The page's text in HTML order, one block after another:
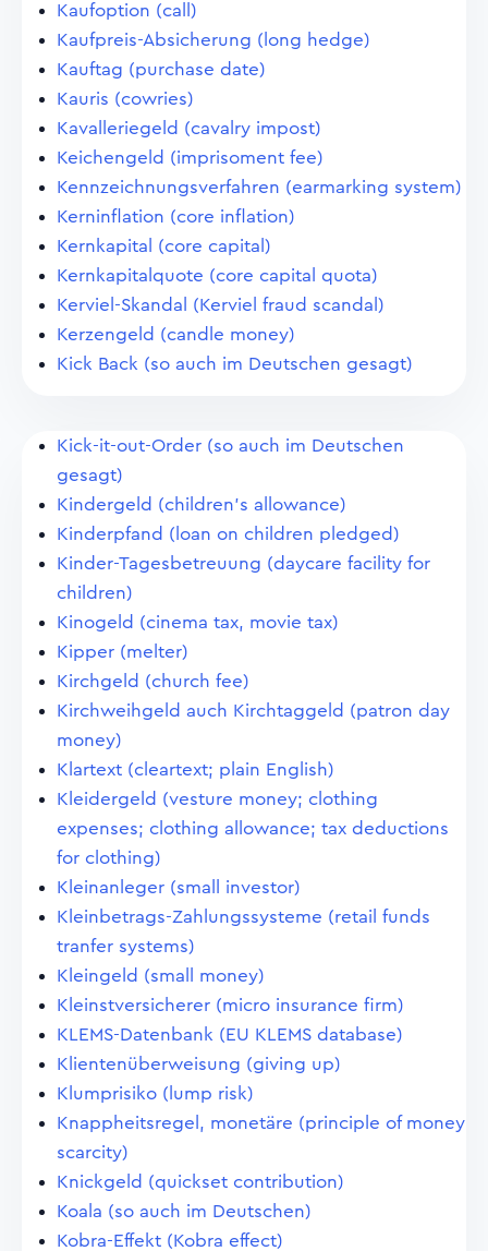
Kaufoption (call)
Kaufpreis-Absicherung (long hedge)
Kauftag (purchase date)
Kauris (cowries)
Kavalleriegeld (cavalry impost)
Keichengeld (imprisoment fee)
Kennzeichnungsverfahren (earmarking system)
Kerninflation (core inflation)
Kernkapital (core capital)
Kernkapitalquote (core capital quota)
Kerviel-Skandal (Kerviel fraud scandal)
Kerzengeld (candle money)
Kick Back (so auch im Deutschen gesagt)
Kick-it-out-Order (so auch im Deutschen
gesagt)
Kindergeld (children's allowance)
Kinderpfand (loan on children pledged)
Kinder-Tagesbetreuung (daycare facility for
children)
Kinogeld (cinema tax, movie tax)
Kipper (melter)
Kirchgeld (church fee)
Kirchweihgeld auch Kirchtaggeld (patron day
money)
Klartext (cleartext; plain English)
Kleidergeld (vesture money; clothing
expenses; clothing allowance; tax deductions
for clothing)
Kleinanleger (small investor)
Kleinbetrags-Zahlungssysteme (retail funds
tranfer systems)
Kleingeld (small money)
Kleinstversicherer (micro insurance firm)
KLEMS-Datenbank (EU KLEMS database)
Klientenüberweisung (giving up)
Klumprisiko (lump risk)
Knappheitsregel, monetäre (principle of money
scarcity)
Knickgeld (quickset contribution)
Koala (so auch im Deutschen)
Kobra-Effekt (Kobra effect)